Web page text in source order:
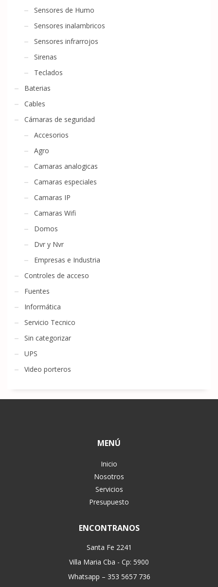
Sensores de Humo
Sensores inalambricos
Sensores infrarrojos
Sirenas
Teclados
Baterias
Cables
Cámaras de seguridad
Accesorios
Agro
Camaras analogicas
Camaras especiales
Camaras IP
Camaras Wifi
Domos
Dvr y Nvr
Empresas e Industria
Controles de acceso
Fuentes
Informática
Servicio Tecnico
Sin categorizar
UPS
Video porteros
MENÚ
Inicio
Nosotros
Servicios
Presupuesto
ENCONTRANOS
Santa Fe 2241
Villa Maria Cba - Cp: 5900
Whatsapp – 353 5657 736